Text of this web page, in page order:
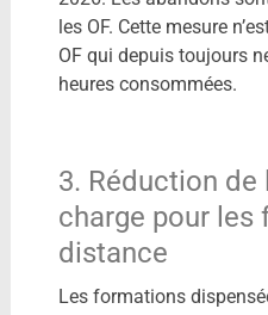
les OF. Cette mesure
OF qui depuis toujours
heures consommées.
3. Réduction de
charge pour les
distance
Les formations